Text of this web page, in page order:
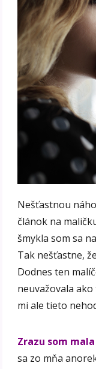
Nešťastnou
článok na
šmykla som sa
Tak nešťastne,
Dodnes ten
neuvažovala
mi ale tieto
Zrazu som
sa zo mňa